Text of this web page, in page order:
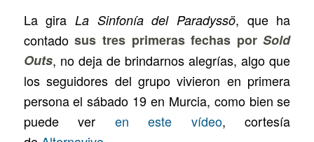
La gira La Sinfonía del Paradyssö, que ha
contadosus tres primeras fechas porSold
Outs, no deja de brindarnos alegrías, algo que
los seguidores del grupo vivieron en primera
persona el sábado 19 en Murcia, como bien se
puede ver en este vídeo, cortesía